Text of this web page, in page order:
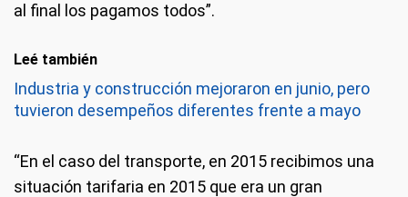
al final los pagamos todos”.
Leé también
Industria y construcción mejoraron en junio, pero
tuvieron desempeños diferentes frente a mayo
“En el caso del transporte, en 2015 recibimos una
situación tarifaria en 2015 que era un gran